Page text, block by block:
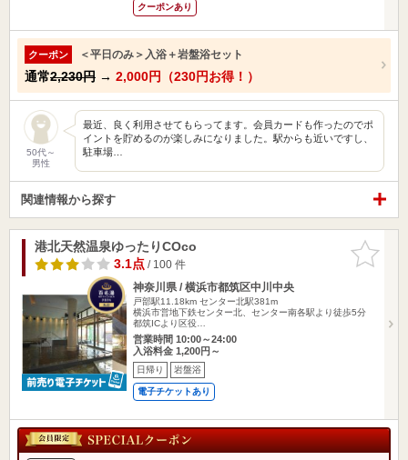
クーポンあり
クーポン ＜平日のみ＞入浴＋岩盤浴セット
通常2,230円 → 2,000円（230円お得！）
50代～
男性
最近、良く利用させてもらってます。会員カードも作ったのでポ
イントを貯めるのが楽しみになりました。駅からも近いですし、
駐車場…
関連情報から探す
お気に入
りに追加
港北天然温泉ゆったりCOco
3.1点/ 100 件
神奈川県 / 横浜市都筑区中川中央
戸部駅11.18km センター北駅381m
横浜市営地下鉄センター北、センター南各駅より徒歩5分
都筑ICより区役…
営業時間 10:00～24:00
入浴料金 1,200円～
日帰り 岩盤浴
電子チケットあり